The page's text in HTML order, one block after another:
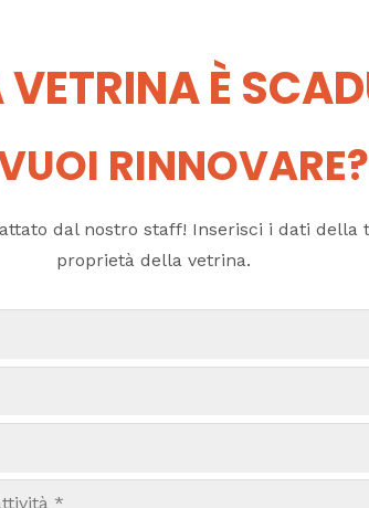
VETRINA È
RINNOVARE?
dal nostro staff! Inserisci i dati della
proprietà della vetrina.